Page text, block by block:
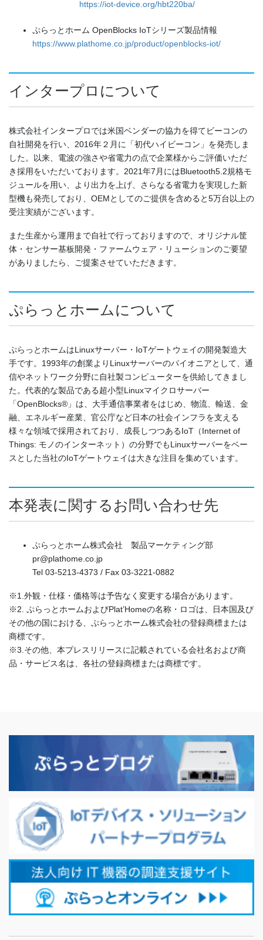
https://iot-device.org/hbt220ba/
ぷらっとホーム OpenBlocks IoTシリーズ製品情報
https://www.plathome.co.jp/product/openblocks-iot/
インタープロについて
株式会社インタープロでは米国ベンダーの協力を得てビーコンの
自社開発を行い、2016年２月に「初代ハイビーコン」を発売しま
した。以来、電波の強さや省電力の点で企業様からご評価いただ
き採用をいただいております。2021年7月にはBluetooth5.2規格モ
ジュールを用い、より出力を上げ、さらなる省電力を実現した新
型機も発売しており、OEMとしてのご提供を含めると5万台以上の
受注実績がございます。
また生産から運用まで自社で行っておりますので、オリジナル筐
体・センサー基板開発・ファームウェア・リューションのご要望
がありましたら、ご提案させていただきます。
ぷらっとホームについて
ぷらっとホームはLinuxサーバー・IoTゲートウェイの開発製造大
手です。1993年の創業よりLinuxサーバーのパイオニアとして、通
信やネットワーク分野に自社製コンピューターを供給してきまし
た。代表的な製品である超小型Linuxマイクロサーバー
「OpenBlocks®」は、大手通信事業者をはじめ、物流、輸送、金
融、エネルギー産業、官公庁など日本の社会インフラを支える
様々な領域で採用されており、成長しつつあるIoT（Internet of
Things: モノのインターネット）の分野でもLinuxサーバーをベー
スとした当社のIoTゲートウェイは大きな注目を集めています。
本発表に関するお問い合わせ先
ぷらっとホーム株式会社 製品マーケティング部
pr@plathome.co.jp
Tel 03-5213-4373 / Fax 03-3221-0882
※1.外観・仕様・価格等は予告なく変更する場合があります。
※2. ぷらっとホームおよびPlat’Homeの名称・ロゴは、日本国及び
その他の国における、ぷらっとホーム株式会社の登録商標または
商標です。
※3.その他、本プレスリリースに記載されている会社名および商
品・サービス名は、各社の登録商標または商標です。